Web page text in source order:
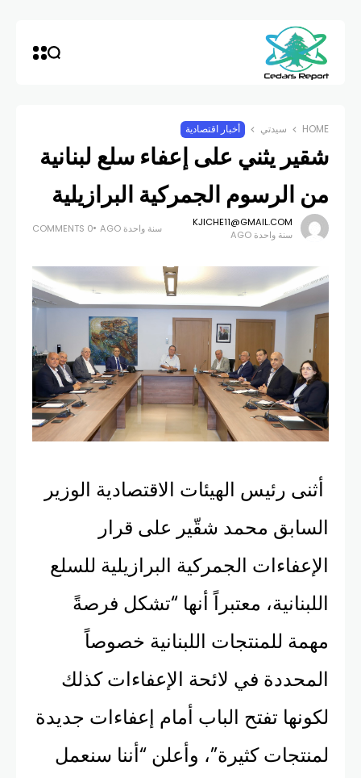
HOME سيدتي أخبار اقتصادية
شقير يثني على إعفاء سلع لبنانية
من الرسوم الجمركية البرازيلية
KJICHE11@GMAIL.COM
سنة واحدة AGO
سنة واحدة AGO 0 COMMENTS
أثنى رئيس الهيئات الاقتصادية الوزير
السابق محمد شقّير على قرار
الإعفاءات الجمركية البرازيلية للسلع
اللبنانية، معتبراً أنها “تشكل فرصةً
مهمة للمنتجات اللبنانية خصوصاً
المحددة في لائحة الإعفاءات كذلك
لكونها تفتح الباب أمام إعفاءات جديدة
لمنتجات كثيرة”، وأعلن “أننا سنعمل